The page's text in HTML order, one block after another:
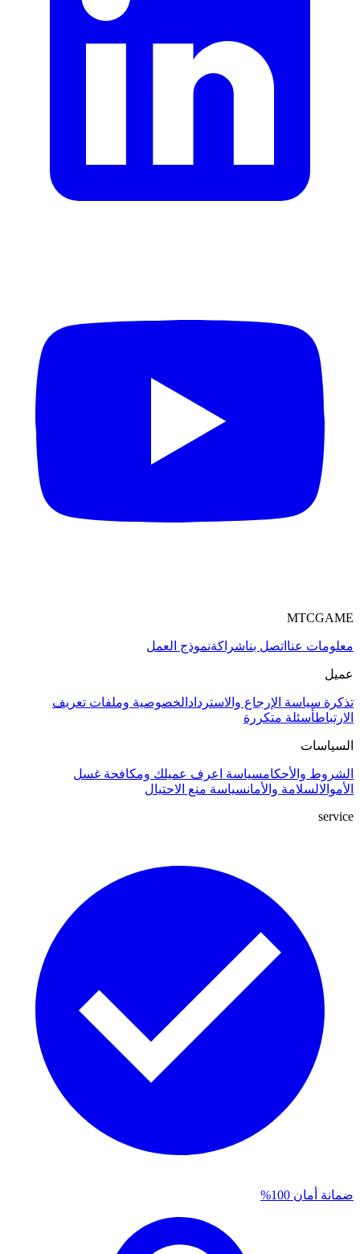
MTCGAME
معلومات عنا اتصل بناشراكةنموذج العمل
عميل
تذكرة سياسة الإرجاع والاسترداد الخصوصية وملفات تعريف
الارتباطأسئلة متكررة
السياسات
الشروط والأحكامسياسة اعرف عميلك ومكافحة غسل
الأموالالسلامة والأمانسياسة منع الاحتيال
service
ضمانة أمان 100%